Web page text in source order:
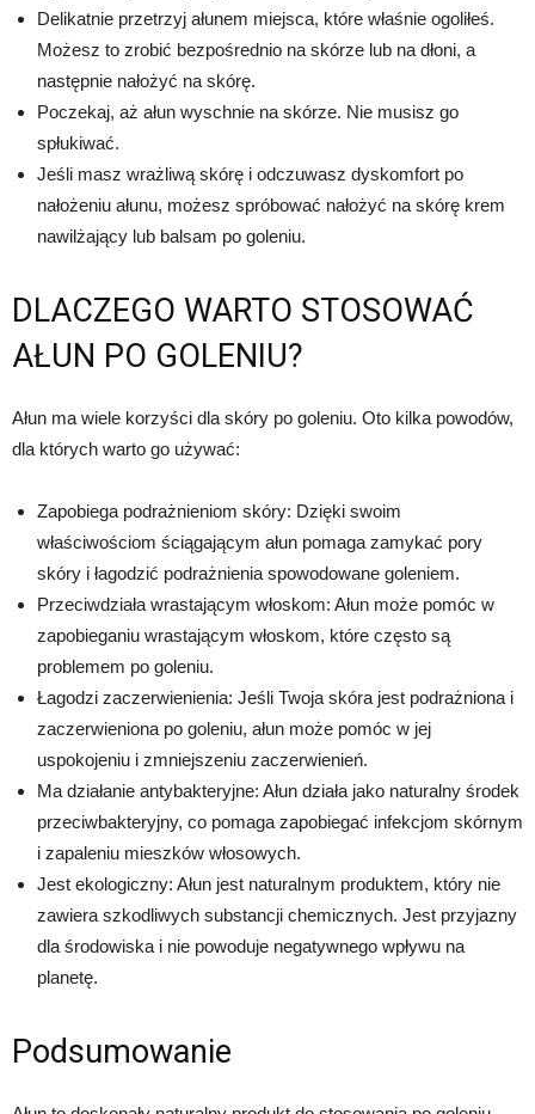
Delikatnie przetrzyj ałunem miejsca, które właśnie ogoliłeś.
Możesz to zrobić bezpośrednio na skórze lub na dłoni, a
następnie nałożyć na skórę.
Poczekaj, aż ałun wyschnie na skórze. Nie musisz go
spłukiwać.
Jeśli masz wrażliwą skórę i odczuwasz dyskomfort po
nałożeniu ałunu, możesz spróbować nałożyć na skórę krem
nawilżający lub balsam po goleniu.
DLACZEGO WARTO STOSOWAĆ
AŁUN PO GOLENIU?
Ałun ma wiele korzyści dla skóry po goleniu. Oto kilka powodów,
dla których warto go używać:
Zapobiega podrażnieniom skóry: Dzięki swoim
właściwościom ściągającym ałun pomaga zamykać pory
skóry i łagodzić podrażnienia spowodowane goleniem.
Przeciwdziała wrastającym włoskom: Ałun może pomóc w
zapobieganiu wrastającym włoskom, które często są
problemem po goleniu.
Łagodzi zaczerwienienia: Jeśli Twoja skóra jest podrażniona i
zaczerwieniona po goleniu, ałun może pomóc w jej
uspokojeniu i zmniejszeniu zaczerwienień.
Ma działanie antybakteryjne: Ałun działa jako naturalny środek
przeciwbakteryjny, co pomaga zapobiegać infekcjom skórnym
i zapaleniu mieszków włosowych.
Jest ekologiczny: Ałun jest naturalnym produktem, który nie
zawiera szkodliwych substancji chemicznych. Jest przyjazny
dla środowiska i nie powoduje negatywnego wpływu na
planetę.
Podsumowanie